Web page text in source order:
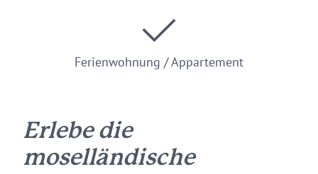
Ferienwohnung / Appartement
Erlebe die
moselländische